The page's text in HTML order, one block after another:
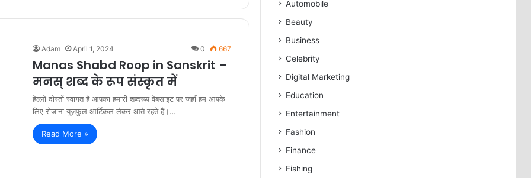
Adam April 1, 2024 0 667
Manas Shabd Roop in Sanskrit –
मनस् शब्द के रूप संस्कृत में
हेल्लो दोस्तों स्वागत है आपका हमारी शब्दरूप वेबसाइट पर जहाँ हम आपके
लिए रोजाना यूज़फुल आर्टिकल लेकर आते रहते हैं।…
Read More »
Automobile
Beauty
Business
Celebrity
Digital Marketing
Education
Entertainment
Fashion
Finance
Fishing